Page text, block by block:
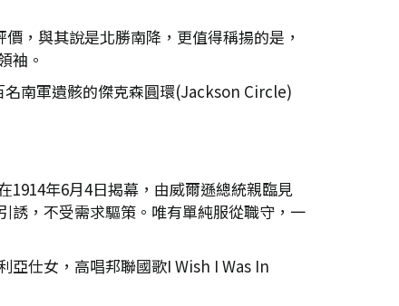
，與其說是北勝南降，更值得稱揚的是，
袖。
南軍遺骸的傑克森圓環(Jackson Circle)
年6月4日揭幕，由威爾遜總統親臨見
誘，不受需求驅策。唯有單純服從職守，一
亞仕女，高唱邦聯國歌I Wish I Was In